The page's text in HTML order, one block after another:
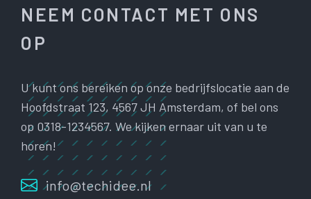
NEEM CONTACT MET ONS
OP
U kunt ons bereiken op onze bedrijfslocatie aan de
Hoofdstraat 123, 4567 JH Amsterdam, of bel ons
op 0318-1234567. We kijken ernaar uit van u te
horen!
info@techidee.nl